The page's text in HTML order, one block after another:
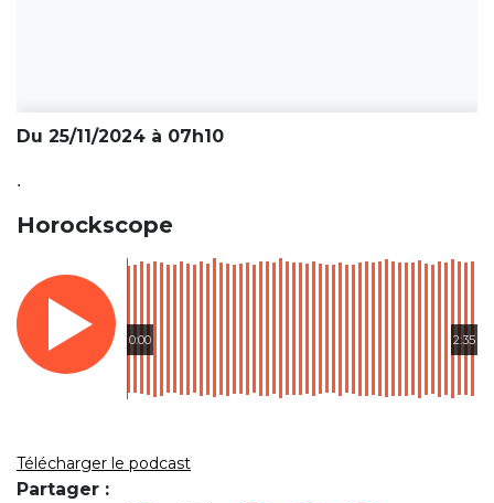
Du 25/11/2024 à 07h10
.
Horockscope
0:00 2:35
Télécharger le podcast
Partager :